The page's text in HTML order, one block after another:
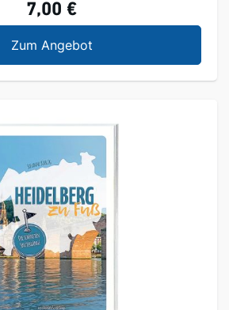
7,00 €
Zum AngebotHeidelberg ein